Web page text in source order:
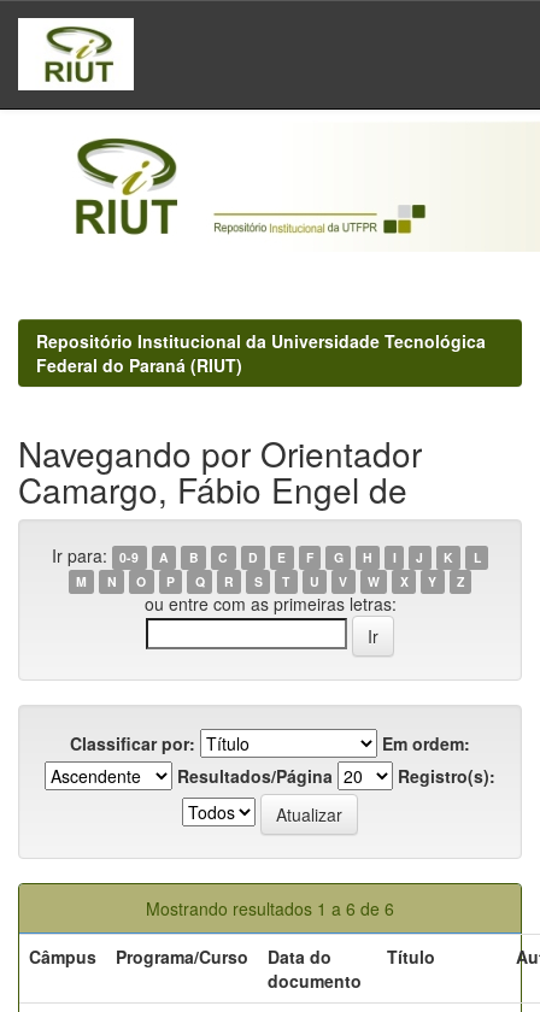
Skip
navigation
Repositório Institucional da Universidade Tecnológica
Federal do Paraná (RIUT)
Navegando por Orientador
Camargo, Fábio Engel de
Ir para: 0-9 A B C D E F G H I J K
L
M
N O P Q R S T U V W X Y Z
ou entre com as primeiras letras:
Classificar por:
Em ordem:
Resultados/Página
Registro(s):
Mostrando resultados 1 a 6 de 6
Câmpus
Programa/Curso
Data do
documento
Título